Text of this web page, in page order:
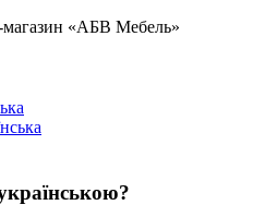
магазин «АБВ Мебель»